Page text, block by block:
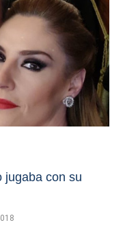
jugaba con su